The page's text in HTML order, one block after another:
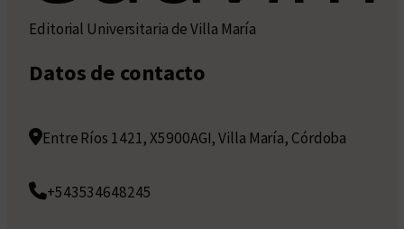
Editorial Universitaria de Villa María
Datos de contacto
Entre Ríos 1421, X5900AGI, Villa María, Córdoba
+543534648245